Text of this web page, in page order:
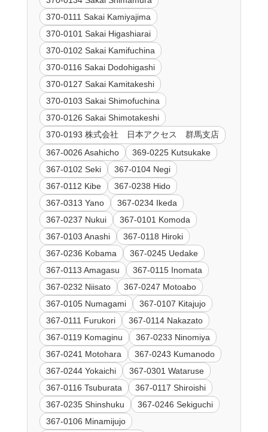
370-0111 Sakai Kamiyajima
370-0101 Sakai Higashiarai
370-0102 Sakai Kamifuchina
370-0116 Sakai Dodohigashi
370-0127 Sakai Kamitakeshi
370-0103 Sakai Shimofuchina
370-0126 Sakai Shimotakeshi
370-0193 株式会社 日本アクセス 群馬支店
367-0026 Asahicho
369-0225 Kutsukake
367-0102 Seki
367-0104 Negi
367-0112 Kibe
367-0238 Hido
367-0313 Yano
367-0234 Ikeda
367-0237 Nukui
367-0101 Komoda
367-0103 Anashi
367-0118 Hiroki
367-0236 Kobama
367-0245 Uedake
367-0113 Amagasu
367-0115 Inomata
367-0232 Niisato
367-0247 Motoabo
367-0105 Numagami
367-0107 Kitajujo
367-0111 Furukori
367-0114 Nakazato
367-0119 Komaginu
367-0233 Ninomiya
367-0241 Motohara
367-0243 Kumanodo
367-0244 Yokaichi
367-0301 Wataruse
367-0116 Tsuburata
367-0117 Shiroishi
367-0235 Shinshuku
367-0246 Sekiguchi
367-0106 Minamijujo